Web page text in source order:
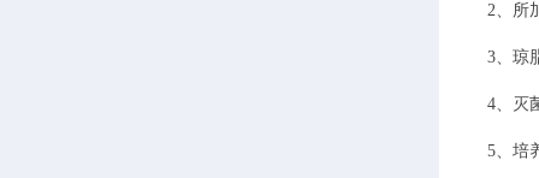
2、所
3、琼
4、灭
5、培